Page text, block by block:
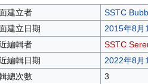
建立者
SSTC
建立日期
2015年8月
編輯者
SSTC
編輯日期
2022年8月
總次數
3